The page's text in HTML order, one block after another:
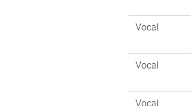
Vocal
Vocal
Vocal